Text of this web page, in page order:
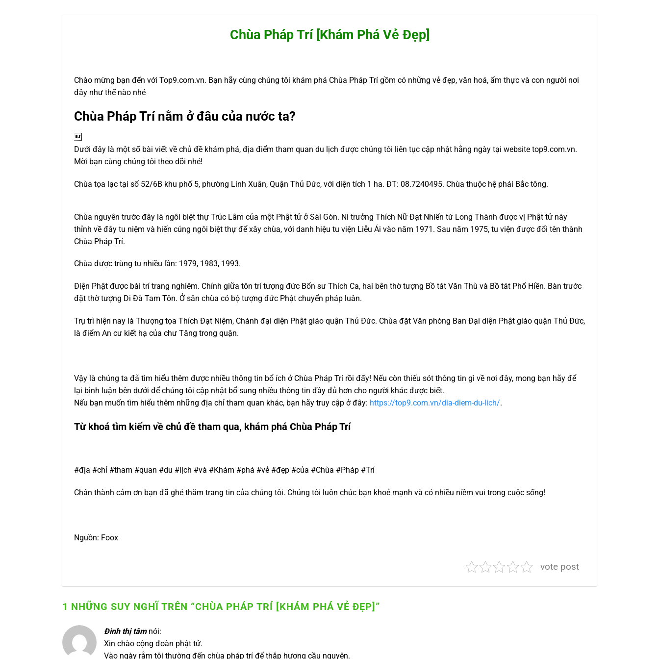
Chùa Pháp Trí [Khám Phá Vẻ Đẹp]
Chào mừng bạn đến với Top9.com.vn. Bạn hãy cùng chúng tôi khám phá Chùa Pháp Trí gồm có những vẻ đẹp, văn hoá, ẩm thực và con người nơi
đây như thế nào nhé
Chùa Pháp Trí nằm ở đâu của nước ta?

Dưới đây là một số bài viết về chủ đề khám phá, địa điểm tham quan du lịch được chúng tôi liên tục cập nhật hằng ngày tại website top9.com.vn.
Mời bạn cùng chúng tôi theo dõi nhé!
Chùa tọa lạc tại số 52/6B khu phố 5, phường Linh Xuân, Quận Thủ Đức, với diện tích 1 ha. ĐT: 08.7240495. Chùa thuộc hệ phái Bắc tông.
Chùa nguyên trước đây là ngôi biệt thự Trúc Lâm của một Phật tử ở Sài Gòn. Ni trưởng Thích Nữ Đạt Nhiển từ Long Thành được vị Phật tử này
thỉnh về đây tu niệm và hiến cúng ngôi biệt thự để xây chùa, với danh hiệu tu viện Liễu Ái vào năm 1971. Sau năm 1975, tu viện được đổi tên thành
Chùa Pháp Trí.
Chùa được trùng tu nhiều lần: 1979, 1983, 1993.
Điện Phật được bài trí trang nghiêm. Chính giữa tôn trí tượng đức Bổn sư Thích Ca, hai bên thờ tượng Bồ tát Văn Thù và Bồ tát Phổ Hiền. Bàn trước
đặt thờ tượng Di Đà Tam Tôn. Ở sân chùa có bộ tượng đức Phật chuyển pháp luân.
Trụ trì hiện nay là Thượng tọa Thích Đạt Niệm, Chánh đại diện Phật giáo quận Thủ Đức. Chùa đặt Văn phòng Ban Đại diện Phật giáo quận Thủ Đức,
là điểm An cư kiết hạ của chư Tăng trong quận.
Vậy là chúng ta đã tìm hiểu thêm được nhiều thông tin bổ ích ở Chùa Pháp Trí rồi đấy! Nếu còn thiếu sót thông tin gì về nơi đây, mong bạn hãy để
lại bình luận bên dưới để chúng tôi cập nhật bổ sung nhiều thông tin đầy đủ hơn cho người khác được biết.
Nếu bạn muốn tìm hiểu thêm những địa chỉ tham quan khác, bạn hãy truy cập ở đây: https://top9.com.vn/dia-diem-du-lich/.
Từ khoá tìm kiếm về chủ đề tham qua, khám phá Chùa Pháp Trí
#địa #chỉ #tham #quan #du #lịch #và #Khám #phá #vẻ #đẹp #của #Chùa #Pháp #Trí
Chân thành cảm ơn bạn đã ghé thăm trang tin của chúng tôi. Chúng tôi luôn chúc bạn khoẻ mạnh và có nhiều niềm vui trong cuộc sống!
Nguồn: Foox
vote post
1 NHỮNG SUY NGHĨ TRÊN “CHÙA PHÁP TRÍ [KHÁM PHÁ VẺ ĐẸP] ”
Đinh thị tâm nói:
Xin chào cộng đoàn phật tử.
Vào ngày rằm tôi thường đến chùa pháp trí để thắp hương cầu nguyện.